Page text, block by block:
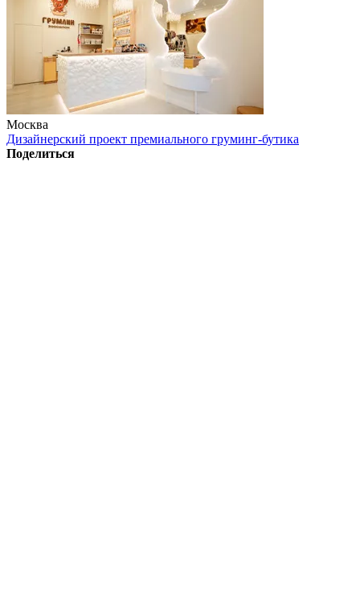
Москва
Дизайнерский проект премиального груминг-бутика
Поделиться